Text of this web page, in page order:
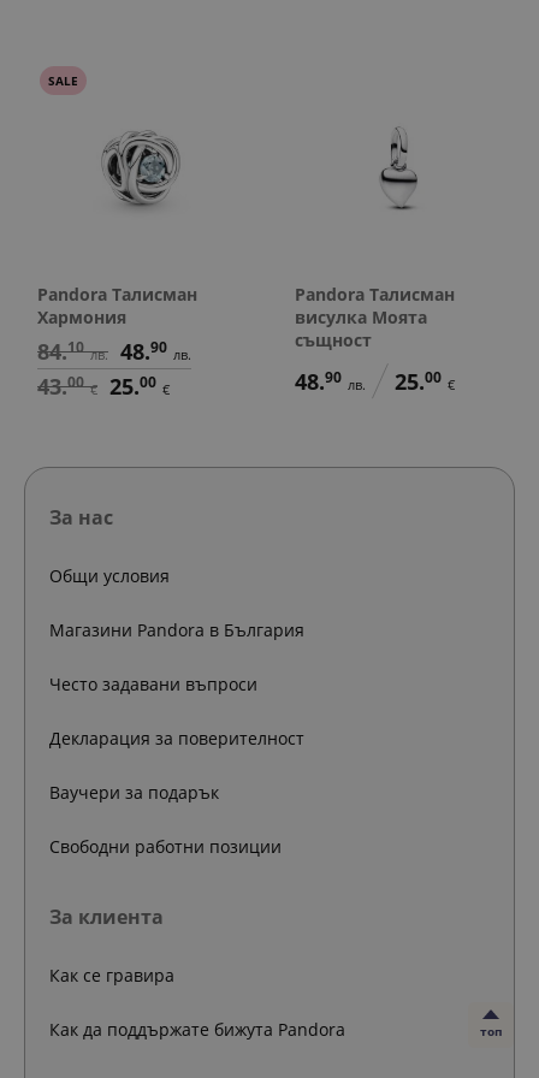
SALE
Pandora Талисман
Хармония
84.10 лв. 48.90 лв.
43.00 € 25.00 €
Pandora Талисман
висулка Моята
същност
48.90 лв. 25.00 €
топ
За нас
Общи условия
Магазини Pandora в България
Често задавани въпроси
Декларация за поверителност
Ваучери за подарък
Свободни работни позиции
За клиента
Как се гравира
Как да поддържате бижута Pandora